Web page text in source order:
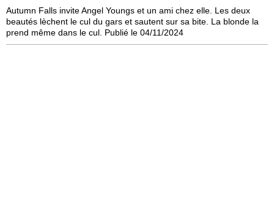
Autumn Falls invite Angel Youngs et un ami chez elle. Les deux
beautés lèchent le cul du gars et sautent sur sa bite. La blonde la
prend même dans le cul. Publié le 04/11/2024